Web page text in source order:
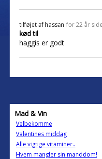
tilføjet af hassan for 22 år
kød til
haggis er godt
Mad & Vin
Velbekomme
Valentines middag
Alle vigtige vitaminer..
Hvem mangler sin manddom!